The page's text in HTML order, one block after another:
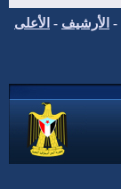
- الأرشيف - الأعلى